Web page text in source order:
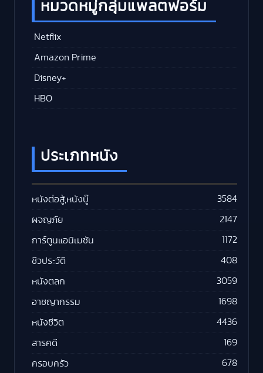
หมวดหมู่กลุ่มแพลตฟอร์ม
Netflix
Amazon Prime
Disney+
HBO
ประเภทหนัง
หนังต่อสู้,หนังบู๊ 3584
ผจญภัย 2147
การ์ตูนแอนิเมชัน 1172
ชีวประวัติ 408
หนังตลก 3059
อาชญากรรม 1698
หนังชีวิต 4436
สารคดี 169
ครอบครัว 678